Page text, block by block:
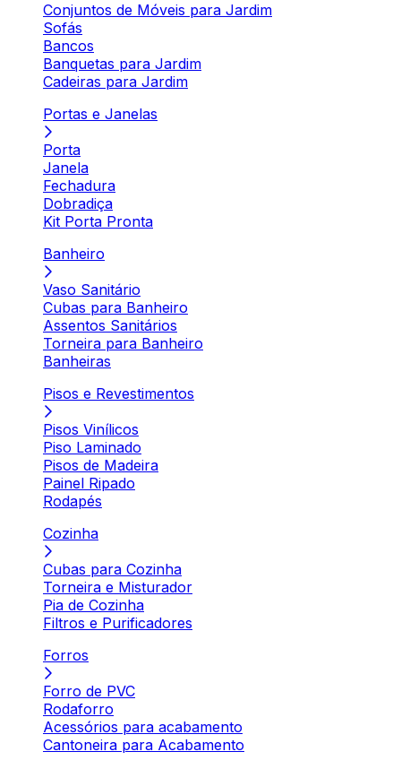
Conjuntos de Móveis para Jardim
Sofás
Bancos
Banquetas para Jardim
Cadeiras para Jardim
Portas e Janelas
Porta
Janela
Fechadura
Dobradiça
Kit Porta Pronta
Banheiro
Vaso Sanitário
Cubas para Banheiro
Assentos Sanitários
Torneira para Banheiro
Banheiras
Pisos e Revestimentos
Pisos Vinílicos
Piso Laminado
Pisos de Madeira
Painel Ripado
Rodapés
Cozinha
Cubas para Cozinha
Torneira e Misturador
Pia de Cozinha
Filtros e Purificadores
Forros
Forro de PVC
Rodaforro
Acessórios para acabamento
Cantoneira para Acabamento